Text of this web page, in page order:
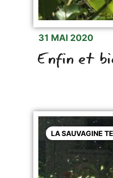
31 MAI 2020
Enfin et
LA SAUVAGINE